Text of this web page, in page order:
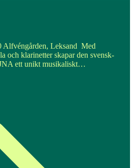
Alfvéngården, Leksand Med
och klarinetter skapar den svensk-
ett unikt musikaliskt…